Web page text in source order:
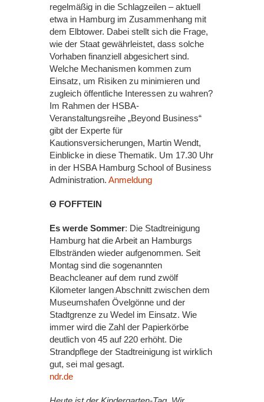
regelmäßig in die Schlagzeilen – aktuell
etwa in Hamburg im Zusammenhang mit
dem Elbtower. Dabei stellt sich die Frage,
wie der Staat gewährleistet, dass solche
Vorhaben finanziell abgesichert sind.
Welche Mechanismen kommen zum
Einsatz, um Risiken zu minimieren und
zugleich öffentliche Interessen zu wahren?
Im Rahmen der HSBA-
Veranstaltungsreihe „Beyond Business“
gibt der Experte für
Kautionsversicherungen, Martin Wendt,
Einblicke in diese Thematik. Um 17.30 Uhr
in der HSBA Hamburg School of Business
Administration. Anmeldung
Θ FOFFTEIN
Es werde Sommer: Die Stadtreinigung
Hamburg hat die Arbeit an Hamburgs
Elbstränden wieder aufgenommen. Seit
Montag sind die sogenannten
Beachcleaner auf dem rund zwölf
Kilometer langen Abschnitt zwischen dem
Museumshafen Övelgönne und der
Stadtgrenze zu Wedel im Einsatz. Wie
immer wird die Zahl der Papierkörbe
deutlich von 45 auf 220 erhöht. Die
Strandpflege der Stadtreinigung ist wirklich
gut, sei mal gesagt.
ndr.de